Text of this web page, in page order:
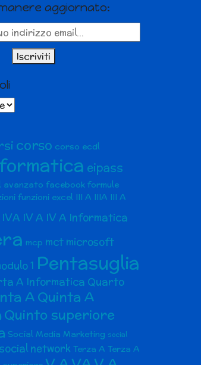
aggiornato:
corso corso ecdl
eipass
avanzato facebook formule
funzioni excel III A IIIA III A
IVA IV A IV A Informatica
mcp mct microsoft
1 Pentasuglia
A Informatica Quarto
AQuinta A
Quinto superiore
Social Media Marketing social
social network Terza A Terza A